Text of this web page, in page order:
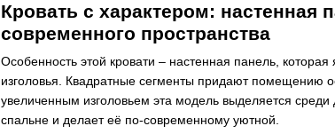
Кровать с характером: настенная
современного пространства
Особенность этой кровати – настенная панель,
изголовья. Квадратные сегменты придают помещению
увеличенным изголовьем эта модель выделяется
спальне и делает её по-современному уютной.